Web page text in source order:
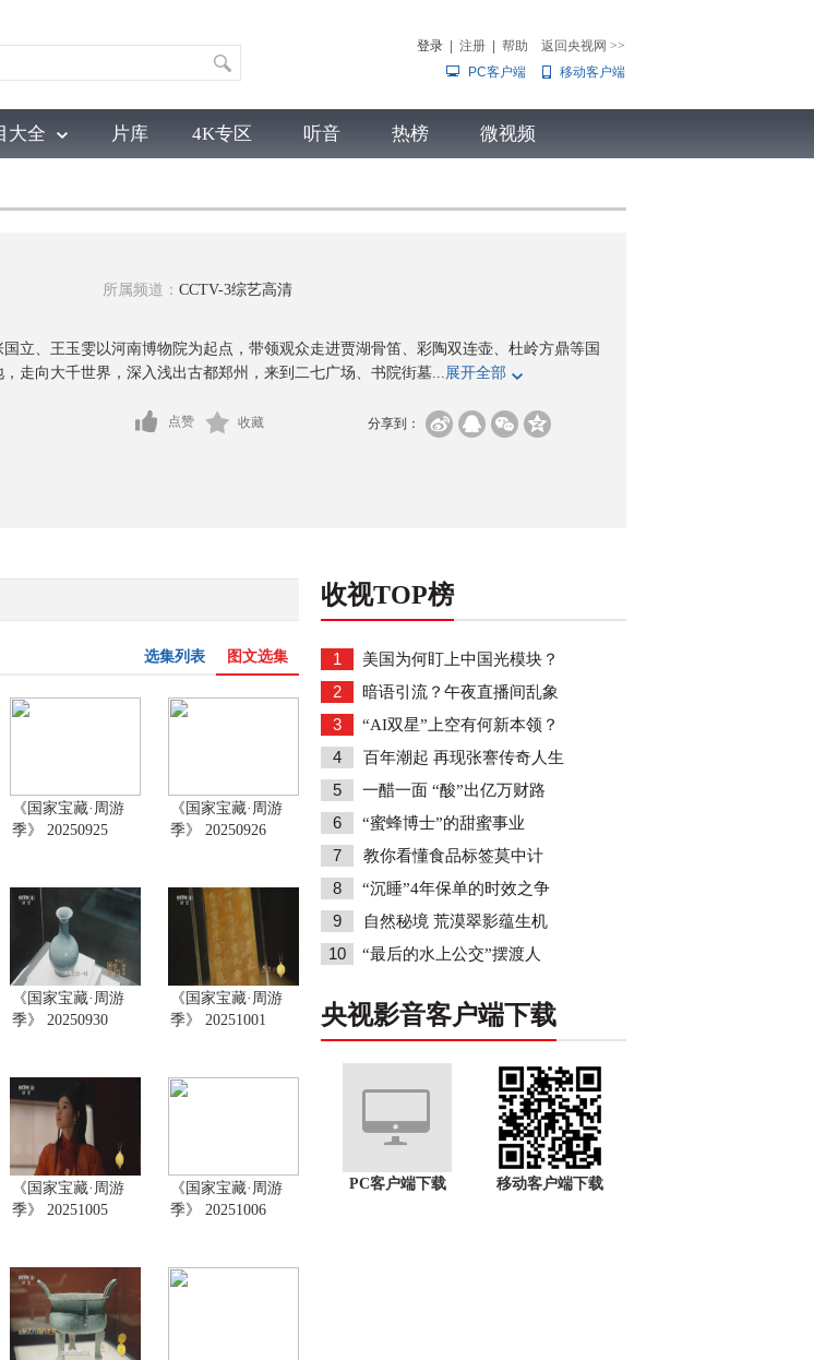
登录 注册 帮助 返回央视网 >>
PC客户端
移动客户端
大全 片库 4K专区 听音 热榜 微视频
所属频道： CCTV-3综艺高清
国立、王玉雯以河南博物院为起点，带领观众走进贾湖骨笛、彩陶双连壶、杜岭方鼎等国
走向大千世界，深入浅出古都郑州，来到二七广场、书院街墓...展开全部
分享到：
点赞 收藏
图文选集
选集列表
《国家宝藏·周游
季》 20250925
《国家宝藏·周游
季》 20250926
《国家宝藏·周游
季》 20250930
《国家宝藏·周游
季》 20251001
《国家宝藏·周游
季》 20251005
《国家宝藏·周游
季》 20251006
收视TOP榜
1 美国为何盯上中国光模块？
2 暗语引流？午夜直播间乱象
3 “AI双星”上空有何新本领？
4 百年潮起 再现张謇传奇人生
5 一醋一面 “酸”出亿万财路
6 “蜜蜂博士”的甜蜜事业
7 教你看懂食品标签莫中计
8 “沉睡”4年保单的时效之争
9 自然秘境 荒漠翠影蕴生机
10 “最后的水上公交”摆渡人
央视影音客户端下载
PC客户端下载 移动客户端下载